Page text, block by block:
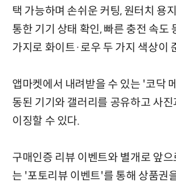
택 가능하며 손쉬운 커팅, 원터치 용
통한 기기 상태 확인, 빠른 충전 속도
가지로 화이트·로우 두 가지 색상이
앱마켓에서 내려받을 수 있는 '코닥
동된 기기와 갤러리를 공유하고 사
이징할 수 있다.
구매인증 리뷰 이벤트와 별개로 앞
는 '포토리뷰 이벤트'를 통해 상품권